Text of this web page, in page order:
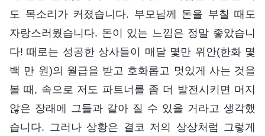
도 목소리가 커졌습니다. 부모님께 돈을 부칠 때도
자랑스러웠습니다. 돈이 있는 느낌은 정말 좋았습니
다! 때로는 성공한 상사들이 매달 몇만 위안(한화 몇
백 만 원)의 월급을 받고 호화롭고 멋있게 사는 것을
볼 때, 속으로 저도 파트너를 좀 더 발전시키면 머지
않은 장래에 그들과 같아 질 수 있을 거라고 생각했
습니다. 그러나 상황은 결코 저의 상상처럼 그렇게